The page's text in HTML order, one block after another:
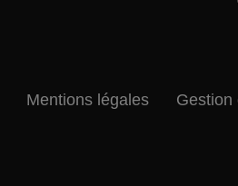
Mentions légales Gestion